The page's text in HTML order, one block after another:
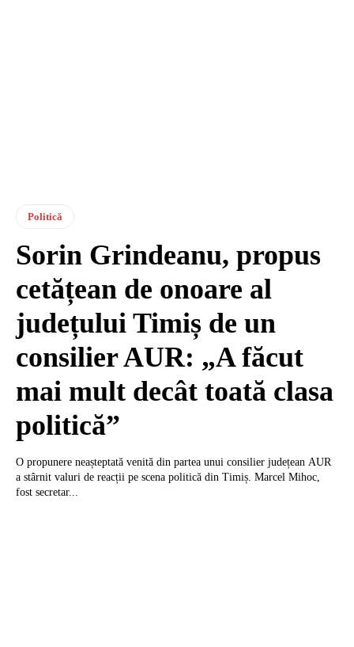
Politică
Sorin Grindeanu, propus
cetățean de onoare al
județului Timiș de un
consilier AUR: „A făcut
mai mult decât toată clasa
politică”
O propunere neașteptată venită din partea unui consilier județean AUR
a stârnit valuri de reacții pe scena politică din Timiș. Marcel Mihoc,
fost secretar...